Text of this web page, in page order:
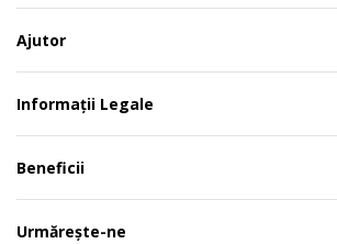
Ajutor
Informații Legale
Beneficii
Urmărește-ne